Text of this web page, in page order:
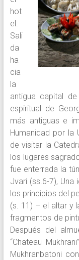
hot
el.
Sali
da
ha
cia
la
antigua capital
espiritual de
más antiguas e
Humanidad por la
de visitar la
los lugares
fue enterrada la
Jvari (ss.6-7), Una
los principios del
(s. 11) – el altar y
fragmentos de
Después del
“Chateau
Mukhranbatoni